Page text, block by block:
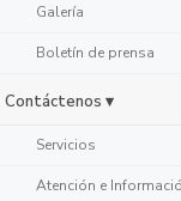
Galería
Boletín de prensa
Contáctenos ▾
Servicios
Atención e